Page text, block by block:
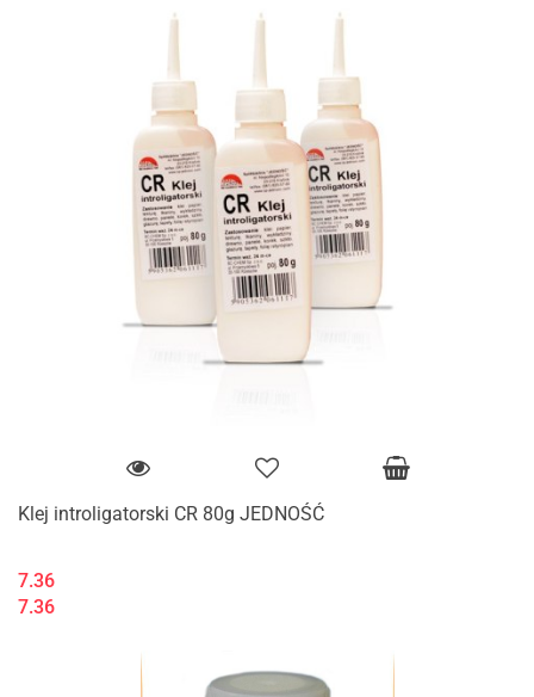
Klej introligatorski CR 80g JEDNOŚĆ
7.36
7.36